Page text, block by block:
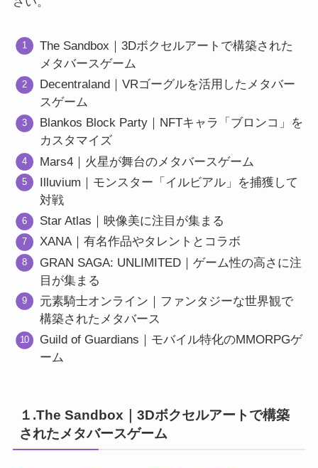
The Sandbox｜3Dボクセルアートで構築された
メタバースゲーム
Decentraland｜VRゴーグルを活用したメタバー
スゲーム
Blankos Block Party｜NFTキャラ「ブロンコ」を
カスタマイズ
Mars4｜火星が舞台のメタバースゲーム
Illuvium｜モンスター「イルビアル」を捕獲して
対戦
Star Atlas｜映像美に注目が集まる
XANA｜有名作品やタレントとコラボ
GRAN SAGA: UNLIMITED｜ゲーム性の高さに注
目が集まる
元素騎士オンライン｜ファンタジーな世界観で
構築されたメタバース
Guild of Guardians｜モバイル特化のMMORPGゲ
ーム
１.The Sandbox｜3Dボクセルアートで構築
されたメタバースゲーム